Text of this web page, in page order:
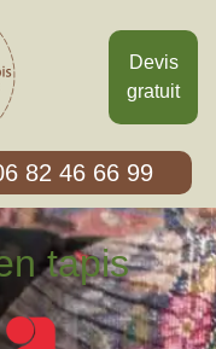
Devis
gratuit
82 46 66 99
tapis